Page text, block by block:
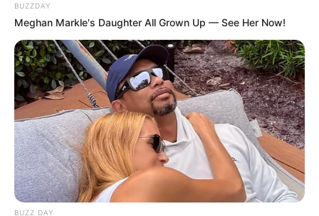
BUZZDAY
Meghan Markle's Daughter All Grown Up — See Her Now!
BUZZ DAY